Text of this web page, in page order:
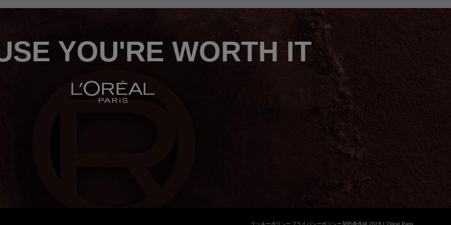
YOU'RE WORTH IT
クッキーポリシー プライバシーポリシー契約条件@ 2026 L'Oréal Paris